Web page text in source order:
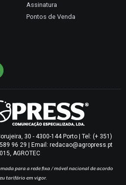
Assinatura
Pontos de Venda
30 - 4300-144 Porto | Tel: (+ 351)
96 29 | Email: redacao@agropress.pt
AGROTEC
para a rede fixa / móvel nacional de acordo
tarifário em vigor.